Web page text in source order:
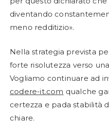
diventando
meno redditizio».
Nella strategia prevista
forte risolutezza verso
Vogliamo continuare ad
codere-it.com qualche
certezza e pada stabilità
chiare.